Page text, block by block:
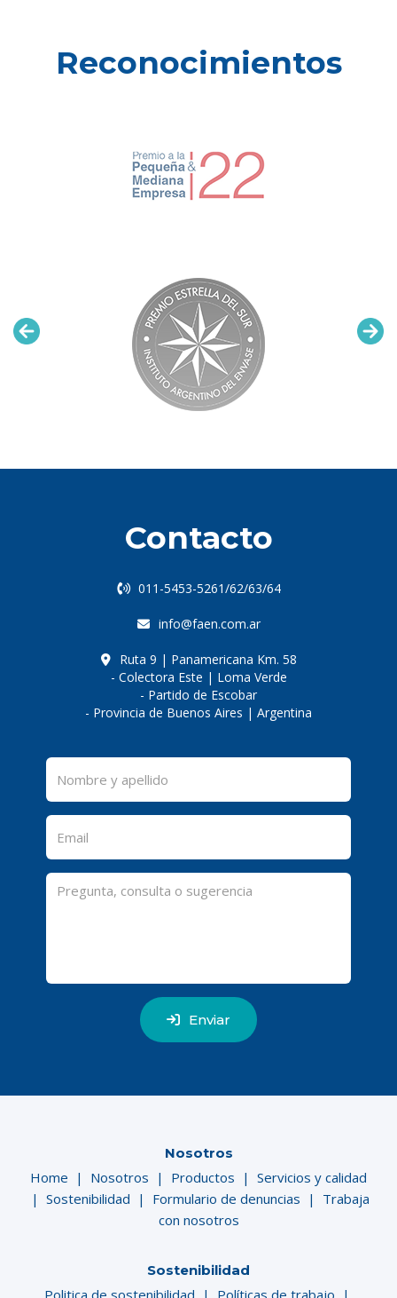
Reconocimientos
Contacto
011-5453-5261/62/63/64
info@faen.com.ar
Ruta 9 | Panamericana Km. 58
- Colectora Este | Loma Verde
- Partido de Escobar
- Provincia de Buenos Aires | Argentina
Enviar
Nosotros
Home | Nosotros | Productos | Servicios y calidad
| Sostenibilidad | Formulario de denuncias |
Trabaja
con nosotros
Sostenibilidad